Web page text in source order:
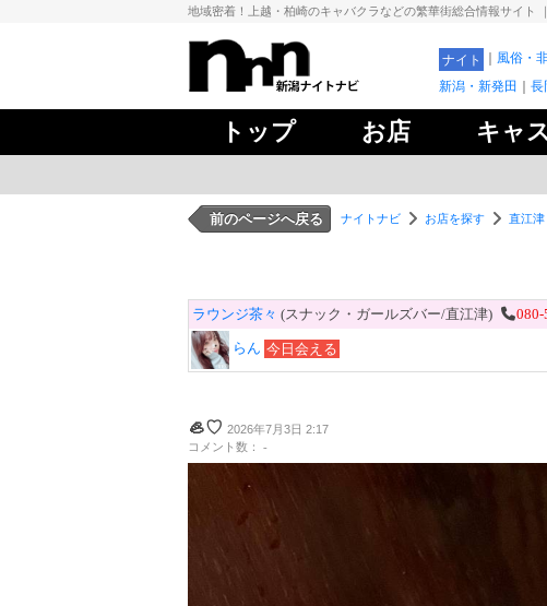
地域密着！上越・柏崎のキャバクラなどの繁華街総合情報サイト
ナイト 風俗・
新潟・新発田
長
トップ お店 キャ
前のページへ戻る ナイトナビ お店を探す 直江津
ラウンジ茶々 (スナック・ガールズバー/直江津) 080-
らん 今日会える
🦪♡ 2026年7月3日 2:17
コメント数： -